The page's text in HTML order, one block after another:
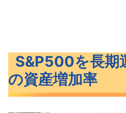
S&P500を長期
の資産増加率